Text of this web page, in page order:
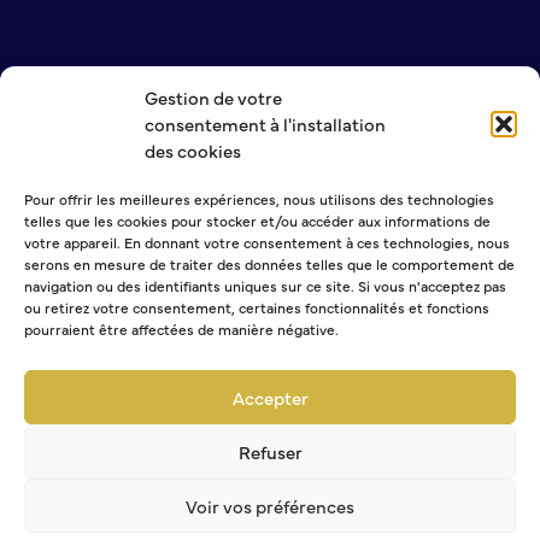
Gestion de votre
consentement à l'installation
des cookies
Pour offrir les meilleures expériences, nous utilisons des technologies
telles que les cookies pour stocker et/ou accéder aux informations de
votre appareil. En donnant votre consentement à ces technologies, nous
serons en mesure de traiter des données telles que le comportement de
navigation ou des identifiants uniques sur ce site. Si vous n'acceptez pas
ou retirez votre consentement, certaines fonctionnalités et fonctions
pourraient être affectées de manière négative.
Accepter
Refuser
Voir vos préférences
NOUS CONTACTER
MENTIONS LÉGALES
POLITIQUE DE CONFIDENTIALITÉ
NEWSLETTER
Abonnement Agenda
Journal municipal
Le Territoire
Le Département de la Seine-Maritime
La Région Normandie
Culture
Espace Bourvil
Médiathèque Boris Vian
Boîtes à lire